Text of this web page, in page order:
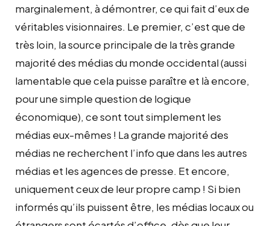
marginalement, à démontrer, ce qui fait d’eux de
véritables visionnaires. Le premier, c’est que de
très loin, la source principale de la très grande
majorité des médias du monde occidental (aussi
lamentable que cela puisse paraître et là encore,
pour une simple question de logique
économique), ce sont tout simplement les
médias eux-mêmes ! La grande majorité des
médias ne recherchent l’info que dans les autres
médias et les agences de presse. Et encore,
uniquement ceux de leur propre camp ! Si bien
informés qu’ils puissent être, les médias locaux ou